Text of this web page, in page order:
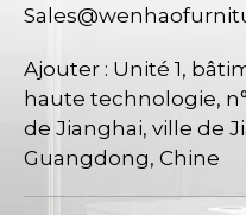
Ajouter : Unité 1,
haute technologie,
de Jianghai, ville de
Guangdong, Chine